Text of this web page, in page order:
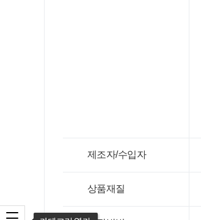
제조자/수입자
상품재질